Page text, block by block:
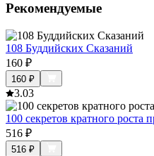
Рекомендуемые
108 Буддийских Сказаний
160 ₽
160 ₽
3.03
100 секретов кратного роста
516 ₽
516 ₽